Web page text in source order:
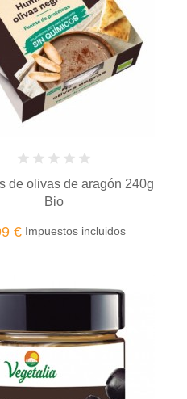
de olivas de aragón 240g
Bio
€ Impuestos incluidos